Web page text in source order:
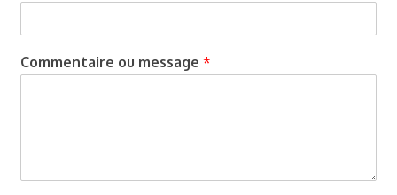
Commentaire ou message*